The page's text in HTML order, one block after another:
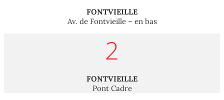
FONTVIEILLE
Av. de Fontvieille – en bas
2
FONTVIEILLE
Pont Cadre